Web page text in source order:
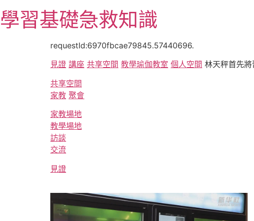
至
主
學習基礎急救知識
requestId:6970fbcae79845.57440696.
見證 講座 共享空間 教學瑜伽教室 個人空間 林天秤首先
共享空間
家教 聚會
家教場地
教學場地
訪談
交流
見證